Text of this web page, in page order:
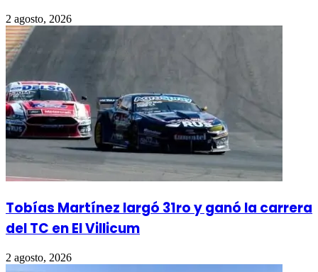
2 agosto, 2026
Tobías Martínez largó 31ro y ganó la carrera
del TC en El Villicum
2 agosto, 2026